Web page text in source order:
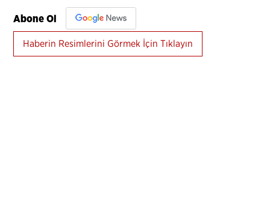
Abone Ol
Haberin Resimlerini Görmek İçin Tıklayın